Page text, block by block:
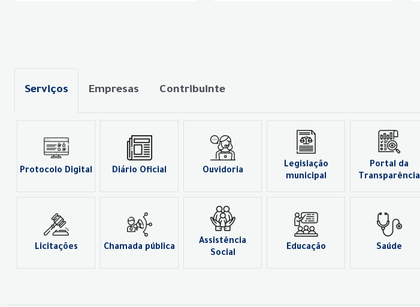
Serviços Empresas Contribuinte
Protocolo Digital Diário Oficial Ouvidoria
Legislação
municipal
Portal da
Transparência
Licitações Chamada pública
Assistência
Social
Educação Saúde